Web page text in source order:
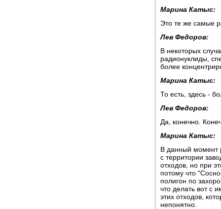
Марина Катыс:
Это те же самые
Лев Федоров:
В некоторых
радионуклиды,
более
Марина Катыс:
То есть, здесь -
Лев Федоров:
Да, конечно.
Марина Катыс:
В данный момент
с территории
отходов, но при
потому что
полигон по
что делать вот с
этих отходов,
непонятно.